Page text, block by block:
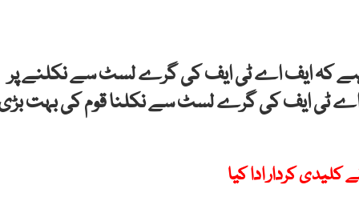
ہے کہ ایف اے ٹی ایف کی گرے لسٹ سے نکلنے پر
ایف اے ٹی ایف کی گرے لسٹ سے نکلنا قوم کی بہت
کردار ادا کیا